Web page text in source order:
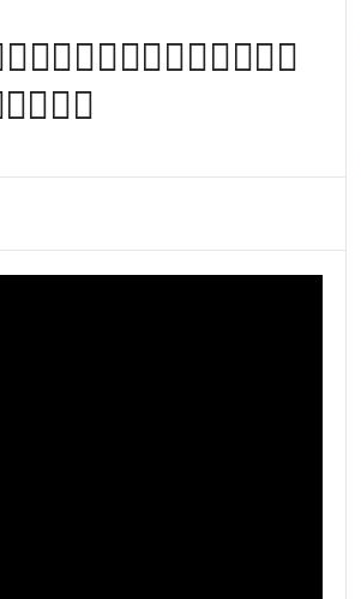
ဘၣ်ဃ့ၢ်အိၣ်ကဒု
စၢ်